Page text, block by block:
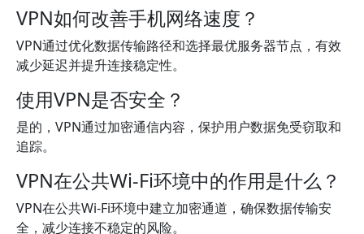
VPN如何改善手机网络速度？
VPN通过优化数据传输路径和选择最优服务器节点，有效
减少延迟并提升连接稳定性。
使用VPN是否安全？
是的，VPN通过加密通信内容，保护用户数据免受窃取和
追踪。
VPN在公共Wi-Fi环境中的作用是什么？
VPN在公共Wi-Fi环境中建立加密通道，确保数据传输安
全，减少连接不稳定的风险。